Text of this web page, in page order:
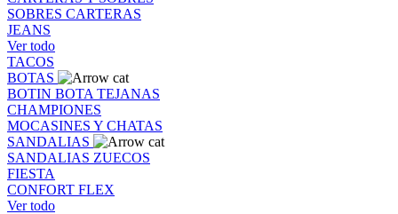
SOBRES CARTERAS
JEANS
Ver todo
TACOS
BOTAS
BOTIN BOTA TEJANAS
CHAMPIONES
MOCASINES Y CHATAS
SANDALIAS
SANDALIAS ZUECOS
FIESTA
CONFORT FLEX
Ver todo